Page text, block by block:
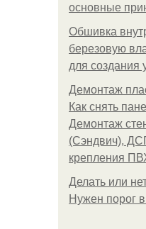
основные
Обшивка
березовую
для создания
Демонтаж
Как снять
Демонтаж
(Сэндвич),
крепления
Делать или
Нужен порог